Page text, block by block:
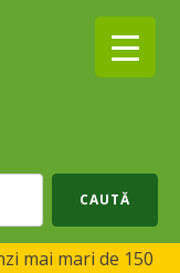
CAUTĂ
mai mari de 150